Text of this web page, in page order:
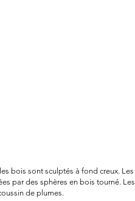
bois sont sculptés à fond creux. Les
par des sphères en bois tourné. Les
de plumes.